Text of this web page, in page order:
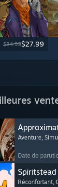
$34.99$27.99
Aventure,
Date de
Spiritstead
Réconfortant,